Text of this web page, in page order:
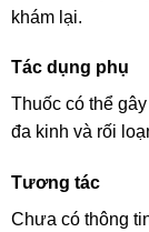
khám lại.
Tác dụng phụ
Thuốc có thể
đa kinh và rối
Tương tác
Chưa có thông